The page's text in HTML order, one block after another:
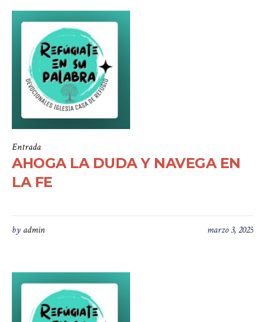
Entrada
AHOGA LA DUDA Y NAVEGA EN
LA FE
marzo 3, 2025
by admin